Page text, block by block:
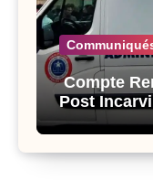
Compte
Post